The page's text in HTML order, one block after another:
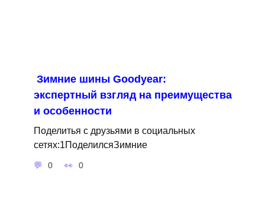
Зимние шины Goodyear:
экспертный взгляд на преимущества
и особенности
Поделитья с друзьями в социальных
сетях:1ПоделилсяЗимние
0 0